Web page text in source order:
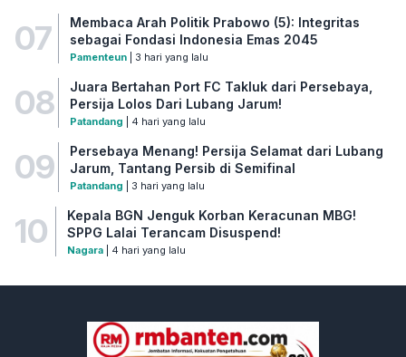
07
Membaca Arah Politik Prabowo (5): Integritas
sebagai Fondasi Indonesia Emas 2045
Pamenteun| 3 hari yang lalu
08
Juara Bertahan Port FC Takluk dari Persebaya,
Persija Lolos Dari Lubang Jarum!
Patandang | 4 hari yang lalu
09
Persebaya Menang! Persija Selamat dari Lubang
Jarum, Tantang Persib di Semifinal
Patandang | 3 hari yang lalu
10
Kepala BGN Jenguk Korban Keracunan MBG!
SPPG Lalai Terancam Disuspend!
Nagara| 4 hari yang lalu